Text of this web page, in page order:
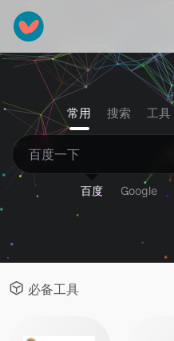
常用 搜索 工具
百度 Google
必备工具